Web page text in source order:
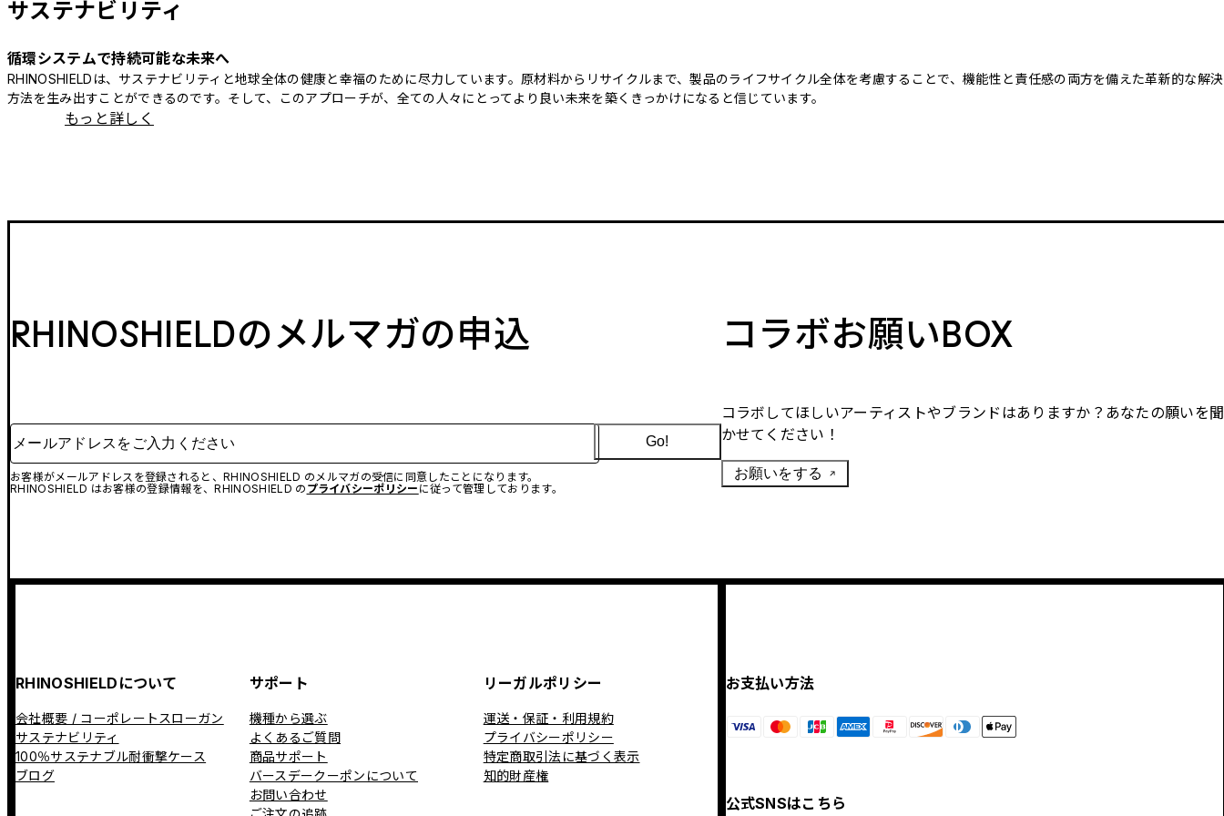
サステナビリティ
循環システムで持続可能な未来へ
RHINOSHIELDは、サステナビリティと地球全体の健康と幸福のために尽力しています。原材料からリサイクルまで、製品のライフサイクル全体を考慮することで、機能性と責任感の両方を備えた革新的な解決
方法を生み出すことができるのです。そして、このアプローチが、全ての人々にとってより良い未来を築くきっかけになると信じています。
もっと詳しく
RHINOSHIELDのメルマガの申込
メールアドレスをご入力ください
お客様がメールアドレスを登録されると、RHINOSHIELD のメルマガの受信に同意したことになります。
RHINOSHIELD はお客様の登録情報を、RHINOSHIELD の プライバシーポリシー に従って管理しております。
Go!
コラボお願いBOX
コラボしてほしいアーティストやブランドはありますか？あなたの願いを聞
かせてください！
お願いをする
RHINOSHIELDについて
会社概要 / コーポレートスローガン
サステナビリティ
100％サステナブル耐衝撃ケース
ブログ
サポート
機種から選ぶ
よくあるご質問
商品サポート
バースデークーポンについて
お問い合わせ
リーガルポリシー
運送・保証・利用規約
プライバシーポリシー
特定商取引法に基づく表示
知的財産権
お支払い方法
公式SNSはこちら